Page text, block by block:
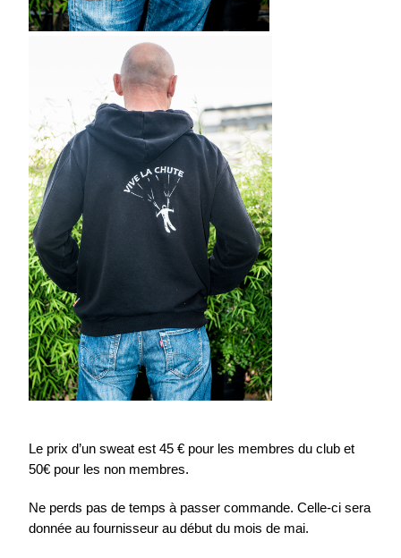
Le prix d’un sweat est 45 € pour les membres du club et
50€ pour les non membres.
Ne perds pas de temps à passer commande. Celle-ci sera
donnée au fournisseur au début du mois de mai.